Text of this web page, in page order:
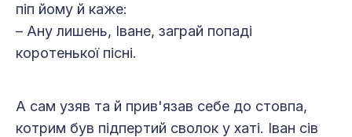
піп йому й каже:
– Ану лишень, Іване, заграй попаді
коротенької пісні.
А сам узяв та й прив'язав себе до стовпа,
котрим був підпертий сволок у хаті. Іван сів